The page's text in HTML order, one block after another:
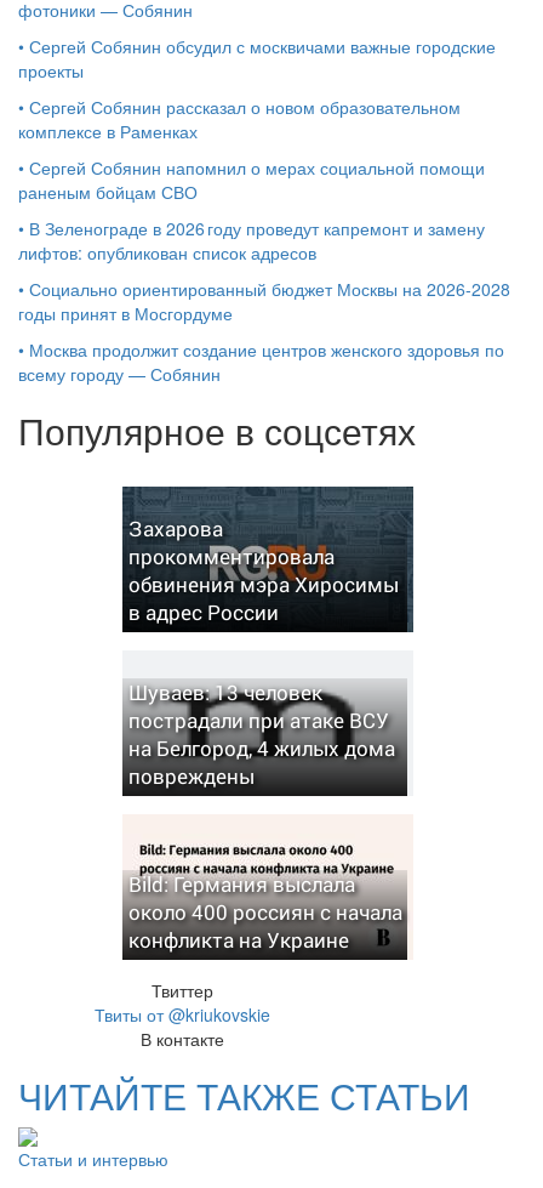
фотоники — Собянин
• Сергей Собянин обсудил с москвичами важные городские
проекты
• Сергей Собянин рассказал о новом образовательном
комплексе в Раменках
• Сергей Собянин напомнил о мерах социальной помощи
раненым бойцам СВО
• В Зеленограде в 2026 году проведут капремонт и замену
лифтов: опубликован список адресов
• Социально ориентированный бюджет Москвы на 2026-2028
годы принят в Мосгордуме
• Москва продолжит создание центров женского здоровья по
всему городу — Собянин
Популярное в соцсетях
Захарова
прокомментировала
обвинения мэра Хиросимы
в адрес России
Шуваев: 13 человек
пострадали при атаке ВСУ
на Белгород, 4 жилых дома
повреждены
Bild: Германия выслала
около 400 россиян с начала
конфликта на Украине
Твиттер
Твиты от @kriukovskie
В контакте
ЧИТАЙТЕ ТАКЖЕ СТАТЬИ
Статьи и интервью